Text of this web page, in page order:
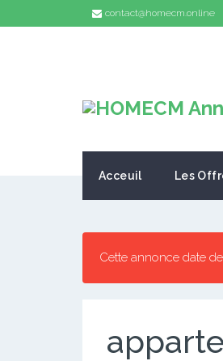
contact@homecm.online
Acceuil Les
Cette annonce date de